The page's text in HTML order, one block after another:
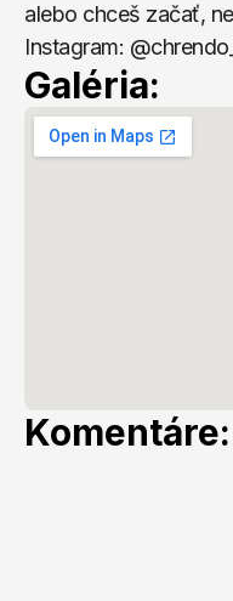
alebo chceš začať,
Instagram:
Galéria:
Komentáre: